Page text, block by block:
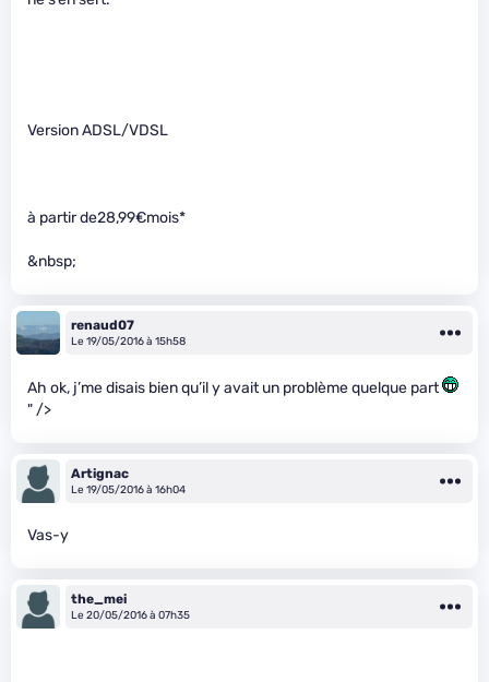
Version ADSL/VDSL
à partir de28,99€mois*
&nbsp;
renaud07
Le 19/05/2016 à 15h58
Ah ok, j’me disais bien qu’il y avait un problème quelque part
" />
Artignac
Le 19/05/2016 à 16h04
Vas-y
the_mei
Le 20/05/2016 à 07h35